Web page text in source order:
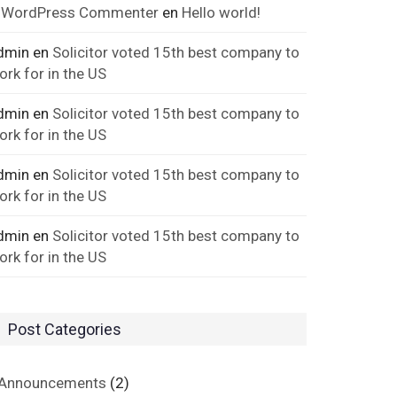
Commenter en Hello world!
en Solicitor voted 15th best company to
for in the US
en Solicitor voted 15th best company to
for in the US
en Solicitor voted 15th best company to
for in the US
en Solicitor voted 15th best company to
for in the US
Post Categories
(2)